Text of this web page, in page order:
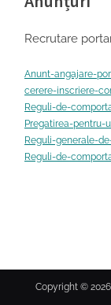
Recrutare
Anunt-angajare-
cerere-inscriere-
Reguli-de-
Pregatirea-pentru-
Reguli-generale-
Reguli-de-
Copyright ©